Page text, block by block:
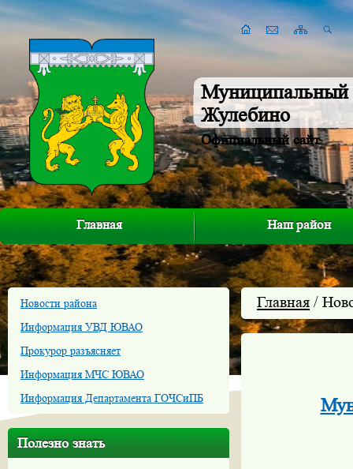
Муниципальный
Жулебино
Официальный сайт
Главная Наш район
Новости района
Информация УВД ЮВАО
Прокурор разъясняет
Информация МЧС ЮВАО
Информация Департамента ГОЧСиПБ
Полезно знать
Главная /